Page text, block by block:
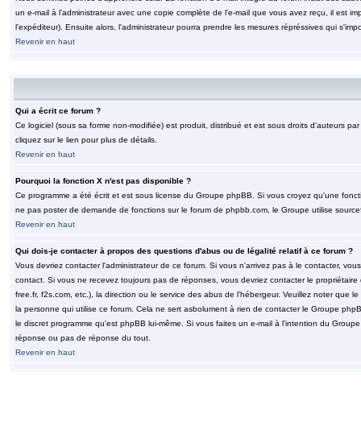
un e-mail à l'administrateur avec une copie complète de l'e-mail que vous avez reçu, il est
l'expéditeur). Ensuite alors, l'administrateur pourra prendre les mesures répréssives qui
Revenir en haut
Qui a écrit ce forum ?
Ce logiciel (sous sa forme non-modifiée) est produit, distribué et est sous droits d'auteurs
cliquez sur le lien pour plus de détails.
Revenir en haut
Pourquoi la fonction X n'est pas disponible ?
Ce programme a été écrit et est sous license du Groupe phpBB. Si vous croyez qu'une
ne pas poster de demande de fonctions sur le forum de phpbb.com, le Groupe utilise
Revenir en haut
Qui dois-je contacter à propos des questions d'abus ou de légalité relatif à ce forum ?
Vous devriez contacter l'administrateur de ce forum. Si vous n'arrivez pas à le contacter,
contact. Si vous ne recevez toujours pas de réponses, vous devriez contacter le
free.fr, f2s.com, etc.), la direction ou le service des abus de l'hébergeur. Veuillez noter
la personne qui utilise ce forum. Cela ne sert asbolument à rien de contacter le Groupe
le discret programme qu'est phpBB lui-même. Si vous faites un e-mail à l'intention du
réponse ou pas de réponse du tout.
Revenir en haut